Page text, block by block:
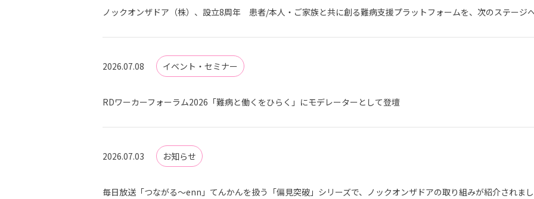
ノックオンザドア（株）、設立8周年 患者/本人・ご家族と共に創る難病支援プラットフォームを、次のステージ
2026.07.08 イベント・セミナー
RDワーカーフォーラム2026「難病と働くをひらく」にモデレーターとして登壇
2026.07.03 お知らせ
毎日放送「つながる〜enn」てんかんを扱う「偏見突破」シリーズで、ノックオンザドアの取り組みが紹介されま